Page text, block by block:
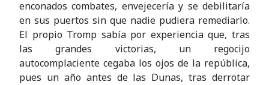
enconados combates, envejecería y se debilitaría
en sus puertos sin que nadie pudiera remediarlo.
El propio Tromp sabía por experiencia que, tras
las grandes victorias, un regocijo
autocomplaciente cegaba los ojos de la república,
pues un año antes de las Dunas, tras derrotar